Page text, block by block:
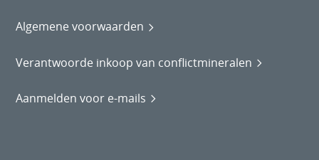
Algemene voorwaarden
Verantwoorde inkoop van conflictmineralen
Aanmelden voor e-mails